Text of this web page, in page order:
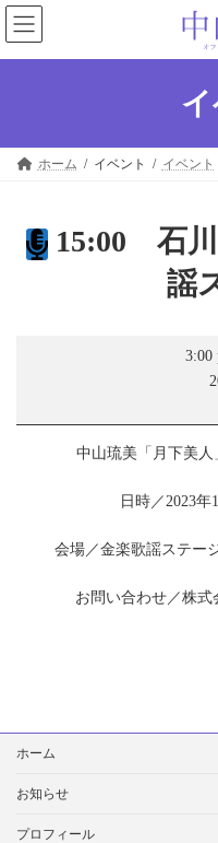
コ
ン
テ
キ
ナ
ビ
ゲ
に
ホーム イベント イベント
15:00 石
謡
3:00
中山琉美「月下美
日時／2023年
会場／金楽歌謡ステー
お問い合わせ／株
索:
ホーム
お知らせ
プロフィール